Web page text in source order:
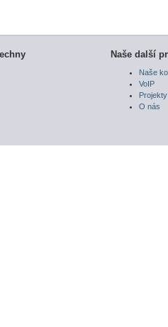
Naše další
Naše
VoIP
Projekty
O nás